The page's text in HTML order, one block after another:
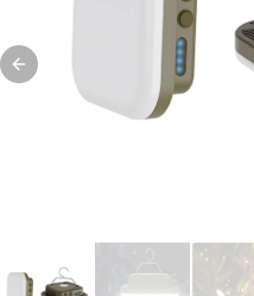
Previous slide